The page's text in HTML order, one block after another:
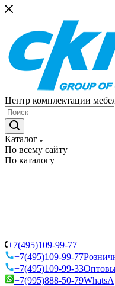
Центр комплектации
Каталог
По всему сайту
По каталогу
+7(495)109-99-77
+7(495)109-99-77
+7(495)109-99-33
+7(995)888-50-79